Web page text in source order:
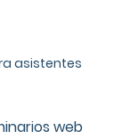
asistentes
web